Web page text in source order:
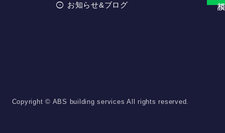
お知らせ&ブログ
Copyright © ABS building services All rights reserved.